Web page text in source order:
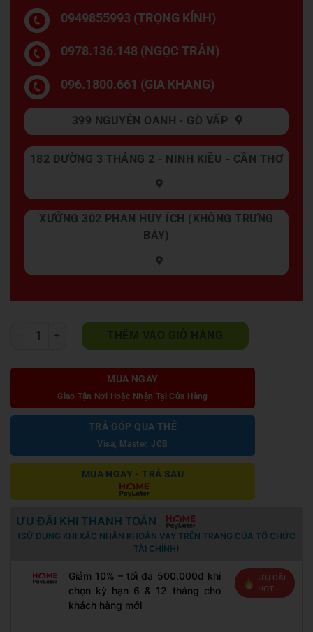
0949855993 (TRỌNG KÍNH)
0978.136.148 (NGỌC TRÂN)
096.1800.661 (GIA KHANG)
399 NGUYỄN OANH - GÒ VẤP
182 ĐƯỜNG 3 THÁNG 2 - NINH KIỀU - CẦN THƠ
XƯỞNG 302 PHAN HUY ÍCH (KHÔNG TRƯNG
BÀY)
Sofa Chung Cư A367 số lượng
MUA NGAY
Giao Tận Nơi Hoặc Nhận Tại Cửa Hàng
TRẢ GÓP QUA THẺ
Visa, Master, JCB
MUA NGAY - TRẢ SAU
ƯU ĐÃI KHI THANH TOÁN
(SỬ DỤNG KHI XÁC NHẬN KHOẢN VAY TRÊN TRANG CỦA TỔ CHỨC
TÀI CHÍNH)
Giảm 10% – tối đa 500.000đ khi
chọn kỳ hạn 6 & 12 tháng cho
khách hàng mới
ƯU ĐÃI
HOT